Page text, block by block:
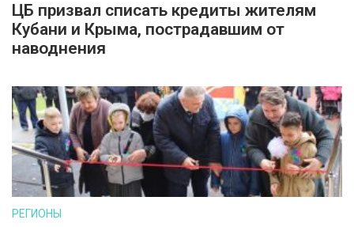
ЦБ призвал списать кредиты жителям
Кубани и Крыма, пострадавшим от
наводнения
РЕГИОНЫ